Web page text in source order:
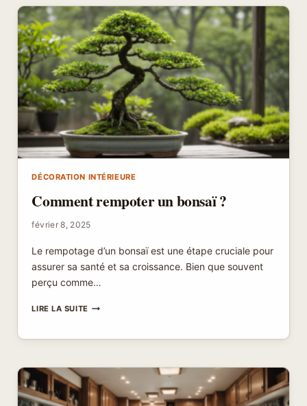
:
TRANSFORMEZ
VOTRE
ESPACE
AVEC
CES
ASTUCES
DÉCORATION INTÉRIEURE
Comment rempoter un bonsaï ?
février 8, 2025
Le rempotage d’un bonsaï est une étape cruciale pour
assurer sa santé et sa croissance. Bien que souvent
perçu comme…
LIRE LA SUITECOMMENT
BONSAÏ